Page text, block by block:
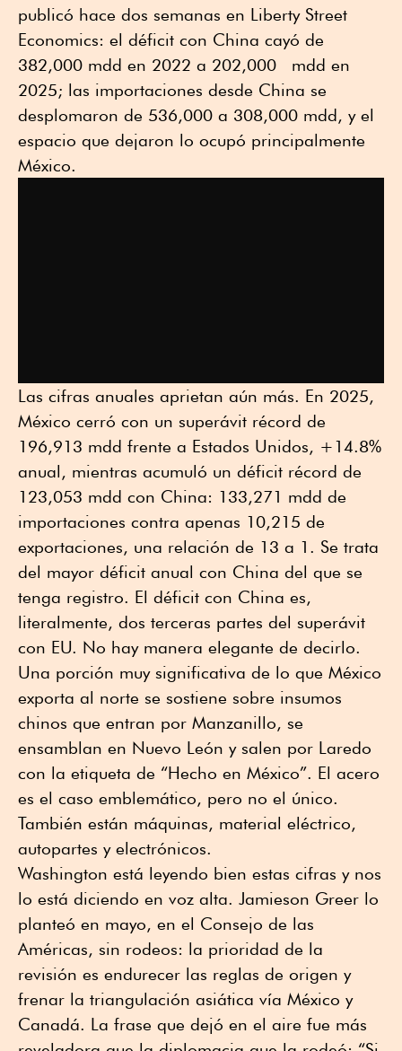
publicó hace dos semanas en Liberty Street
Economics: el déficit con China cayó de
382,000 mdd en 2022 a 202,000 mdd en
2025; las importaciones desde China se
desplomaron de 536,000 a 308,000 mdd, y el
espacio que dejaron lo ocupó principalmente
México.
Las cifras anuales aprietan aún más. En 2025,
México cerró con un superávit récord de
196,913 mdd frente a Estados Unidos, +14.8%
anual, mientras acumuló un déficit récord de
123,053 mdd con China: 133,271 mdd de
importaciones contra apenas 10,215 de
exportaciones, una relación de 13 a 1. Se trata
del mayor déficit anual con China del que se
tenga registro. El déficit con China es,
literalmente, dos terceras partes del superávit
con EU. No hay manera elegante de decirlo.
Una porción muy significativa de lo que México
exporta al norte se sostiene sobre insumos
chinos que entran por Manzanillo, se
ensamblan en Nuevo León y salen por Laredo
con la etiqueta de “Hecho en México”. El acero
es el caso emblemático, pero no el único.
También están máquinas, material eléctrico,
autopartes y electrónicos.
Washington está leyendo bien estas cifras y nos
lo está diciendo en voz alta. Jamieson Greer lo
planteó en mayo, en el Consejo de las
Américas, sin rodeos: la prioridad de la
revisión es endurecer las reglas de origen y
frenar la triangulación asiática vía México y
Canadá. La frase que dejó en el aire fue más